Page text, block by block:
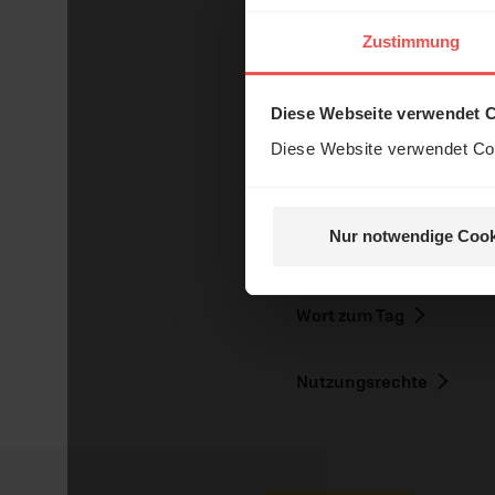
Zustimmung
Diese Webseite verwendet
Diese Website verwendet
Nur notwendige
Mit einer Bestellung in
Sie möchten noch
Nutzungsrechte
Das
und